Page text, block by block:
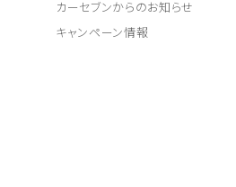
カーセブンからのお知らせ
キャンペーン情報